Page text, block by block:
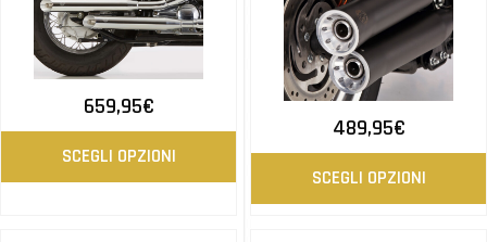
659,95€
SCEGLI OPZIONI
489,95€
SCEGLI OPZIONI